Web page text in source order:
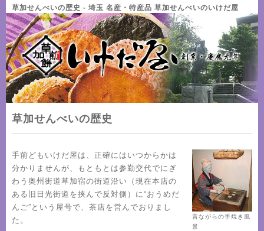
草加せんべいの歴史 - 埼玉 名産・特産品 草加せんべいのいけだ屋
草加せんべいの歴史
手前どもいけだ屋は、正確にはいつからかは
分かりませんが、もともとは参勤交代でにぎ
わう奥州街道草加宿の街道沿い（現在本店の
ある旧日光街道を挟んで反対側）に“おうめだ
んご”という屋号で、茶店を営んでおりまし
た。
昔ながらの手焼き風
景